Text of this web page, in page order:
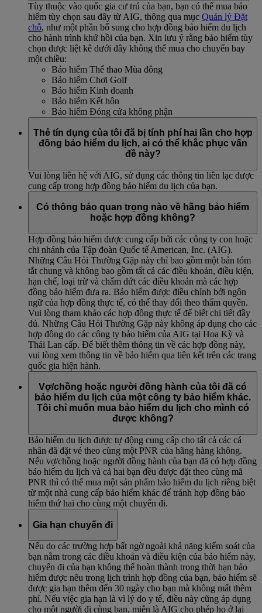
Tùy thuộc vào quốc gia cư trú của bạn, bạn có thể mua bảo
hiểm tùy chọn sau đây từ AIG, thông qua mục Quản lý Đặt
chỗ, như một phần bổ sung cho hợp đồng bảo hiểm du lịch
cho hành trình khứ hồi của bạn. Xin lưu ý rằng bảo hiểm tùy
chọn được liệt kê dưới đây không thể mua cho chuyến bay
một chiều:
Bảo hiểm Thể thao Mùa đông
Bảo hiểm Chơi Golf
Bảo hiểm Kinh doanh
Bảo hiểm Kết hôn
Bảo hiểm Đóng cửa không phận
Thẻ tín dụng của tôi đã bị tính phí hai lần cho hợp
đồng bảo hiểm du lịch, ai có thể khắc phục vấn
đề này?
Vui lòng liên hệ với AIG, sử dụng các thông tin liên lạc được
cung cấp trong hợp đồng bảo hiểm du lịch của bạn.
Có thông báo quan trọng nào về hãng bảo hiểm
hoặc hợp đồng không?
Hợp đồng bảo hiểm được cung cấp bởi các công ty con hoặc
chi nhánh của Tập đoàn Quốc tế American, Inc. (AIG).
Những Câu Hỏi Thường Gặp này chỉ bao gồm một bản tóm
tắt chung và không bao gồm tất cả các điều khoản, điều kiện,
hạn chế, loại trừ và chấm dứt các điều khoản mà các hợp
đồng bảo hiểm đưa ra. Bảo hiểm được điều chỉnh bởi ngôn
ngữ của hợp đồng thực tế, có thể thay đổi theo thẩm quyền.
Vui lòng tham khảo các hợp đồng thực tế để biết chi tiết đầy
đủ. Những Câu Hỏi Thường Gặp này không áp dụng cho các
hợp đồng do các công ty bảo hiểm của AIG tại Hoa Kỳ và
Thái Lan cấp. Để biết thêm thông tin về các hợp đồng này,
vui lòng xem thông tin về bảo hiểm qua liên kết trên các trang
quốc gia hiện hành.
Vợ/chồng hoặc người đồng hành của tôi đã có
bảo hiểm du lịch của một công ty bảo hiểm khác.
Tôi chỉ muốn mua bảo hiểm du lịch cho mình có
được không?
Bảo hiểm du lịch được tự động cung cấp cho tất cả các cá
nhân đã đặt vé theo cùng một PNR của hãng hàng không.
Nếu vợ/chồng hoặc người đồng hành của bạn đã có hợp đồng
bảo hiểm du lịch và cả hai bạn đều được đặt theo cùng mã
PNR thì có thể mua một sản phẩm bảo hiểm du lịch riêng biệt
từ một nhà cung cấp bảo hiểm khác để tránh hợp đồng bảo
hiểm thứ hai cho cùng một chuyến đi.
Gia hạn chuyến đi
Nếu do các trường hợp bất ngờ ngoài khả năng kiểm soát của
bạn nằm trong các điều khoản và điều kiện của bảo hiểm này,
chuyến đi của bạn không thể hoàn thành trong thời hạn bảo
hiểm được nêu trong lịch trình hợp đồng của bạn, bảo hiểm sẽ
được gia hạn thêm đến 30 ngày cho bạn mà không mất thêm
phí. Nếu việc gia hạn là vì lý do y tế, điều này cũng áp dụng
cho một người đi cùng bạn, miễn là AIG cho phép họ ở lại